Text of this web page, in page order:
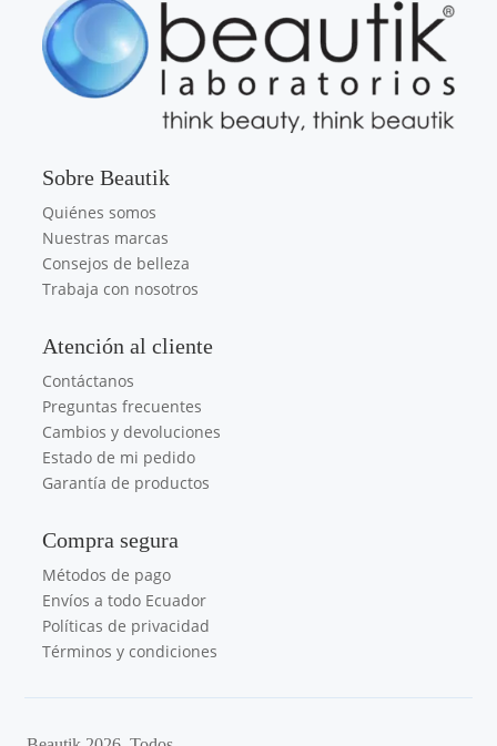
Sobre Beautik
Quiénes somos
Nuestras marcas
Consejos de belleza
Trabaja con nosotros
Atención al cliente
Contáctanos
Preguntas frecuentes
Cambios y devoluciones
Estado de mi pedido
Garantía de productos
Compra segura
Métodos de pago
Envíos a todo Ecuador
Políticas de privacidad
Términos y condiciones